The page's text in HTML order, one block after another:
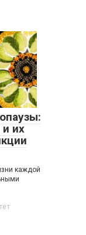
их
каждой